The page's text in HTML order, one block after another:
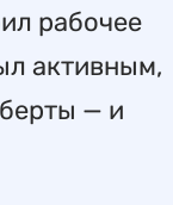
рабочее
активным,
— и